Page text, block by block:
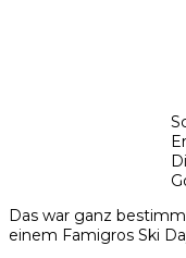
Das war ganz
einem Famigros Ski